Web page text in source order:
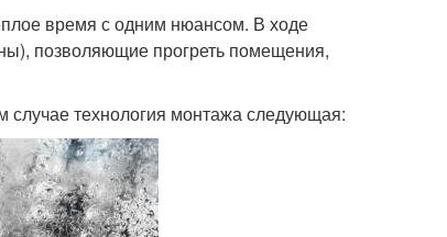
время с одним нюансом. В ходе
позволяющие прогреть помещения,
случае технология монтажа следующая: